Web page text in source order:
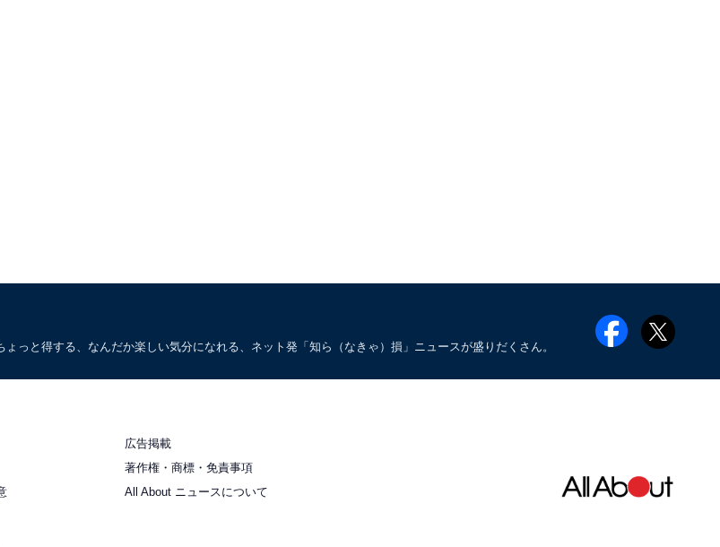
っと得する、なんだか楽しい気分になれる、ネット発「知ら（なきゃ）損」ニュースが盛りだくさん。
広告掲載
著作権・商標・免責事項
All About ニュースについて